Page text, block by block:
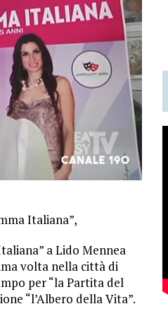
Italiana”,
a Lido Mennea
volta nella città di
per “la Partita del
“l’Albero della Vita”.